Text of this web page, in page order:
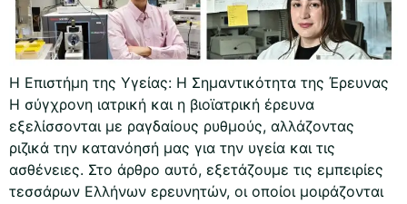
Η Επιστήμη της Υγείας: Η Σημαντικότητα της Έρευνας
Η σύγχρονη ιατρική και η βιοϊατρική έρευνα
εξελίσσονται με ραγδαίους ρυθμούς, αλλάζοντας
ριζικά την κατανόησή μας για την υγεία και τις
ασθένειες. Στο άρθρο αυτό, εξετάζουμε τις εμπειρίες
τεσσάρων Ελλήνων ερευνητών, οι οποίοι μοιράζονται